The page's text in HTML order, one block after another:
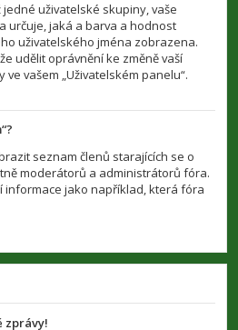
uživatelské skupiny, vaše
určuje, jaká a barva a hodnost
uživatelského jména zobrazena.
udělit oprávnění ke změně vaší
vašem „Uživatelském panelu“.
seznam členů starajících se o
moderátorů a administrátorů fóra.
informace jako například, která fóra
zprávy!